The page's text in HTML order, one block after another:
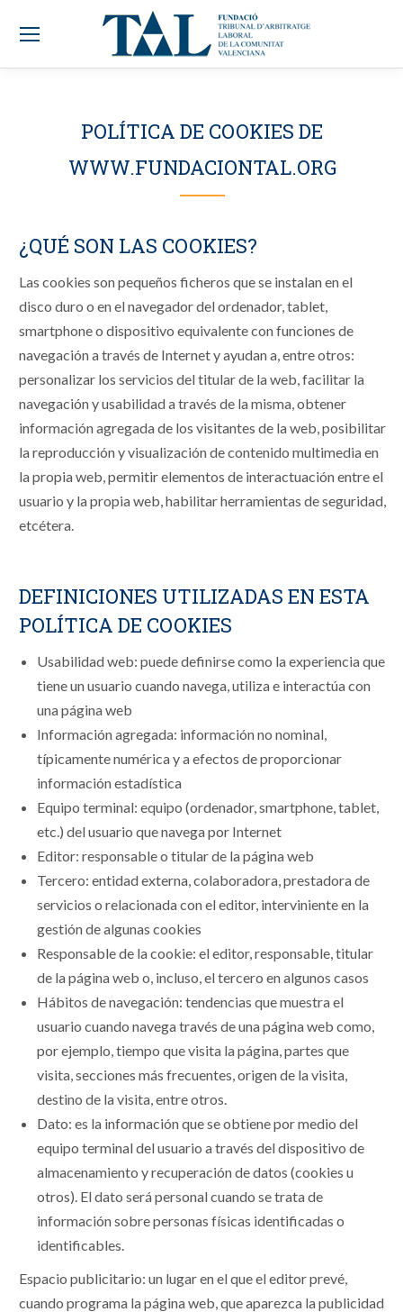
POLÍTICA DE COOKIES DE
WWW.FUNDACIONTAL.ORG
¿QUÉ SON LAS COOKIES?
Las cookies son pequeños ficheros que se instalan en el
disco duro o en el navegador del ordenador, tablet,
smartphone o dispositivo equivalente con funciones de
navegación a través de Internet y ayudan a, entre otros:
personalizar los servicios del titular de la web, facilitar la
navegación y usabilidad a través de la misma, obtener
información agregada de los visitantes de la web, posibilitar
la reproducción y visualización de contenido multimedia en
la propia web, permitir elementos de interactuación entre el
usuario y la propia web, habilitar herramientas de seguridad,
etcétera.
DEFINICIONES UTILIZADAS EN ESTA
POLÍTICA DE COOKIES
Usabilidad web: puede definirse como la experiencia que
tiene un usuario cuando navega, utiliza e interactúa con
una página web
Información agregada: información no nominal,
típicamente numérica y a efectos de proporcionar
información estadística
Equipo terminal: equipo (ordenador, smartphone, tablet,
etc.) del usuario que navega por Internet
Editor: responsable o titular de la página web
Tercero: entidad externa, colaboradora, prestadora de
servicios o relacionada con el editor, interviniente en la
gestión de algunas cookies
Responsable de la cookie: el editor, responsable, titular
de la página web o, incluso, el tercero en algunos casos
Hábitos de navegación: tendencias que muestra el
usuario cuando navega través de una página web como,
por ejemplo, tiempo que visita la página, partes que
visita, secciones más frecuentes, origen de la visita,
destino de la visita, entre otros.
Dato: es la información que se obtiene por medio del
equipo terminal del usuario a través del dispositivo de
almacenamiento y recuperación de datos (cookies u
otros). El dato será personal cuando se trata de
información sobre personas físicas identificadas o
identificables.
Espacio publicitario: un lugar en el que el editor prevé,
cuando programa la página web, que aparezca la publicidad